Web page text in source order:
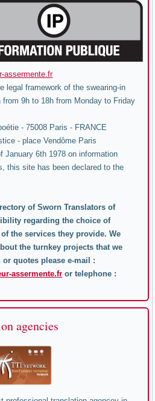
assermente.fr
legal framework of the swearing-in
9h to 18h from Monday to Friday
- 75008 Paris - FRANCE
- place Vendôme Paris
January 6th 1978 on information
this site has been declared to the
of Sworn Translators of
regarding the choice of
the services they provide. We
the turnkey projects that we
quotes please e-mail :
assermente.fr or telephone :
agencies